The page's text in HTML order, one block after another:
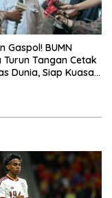
Gaspol! BUMN
Turun Tangan Cetak
Dunia, Siap Kuasai